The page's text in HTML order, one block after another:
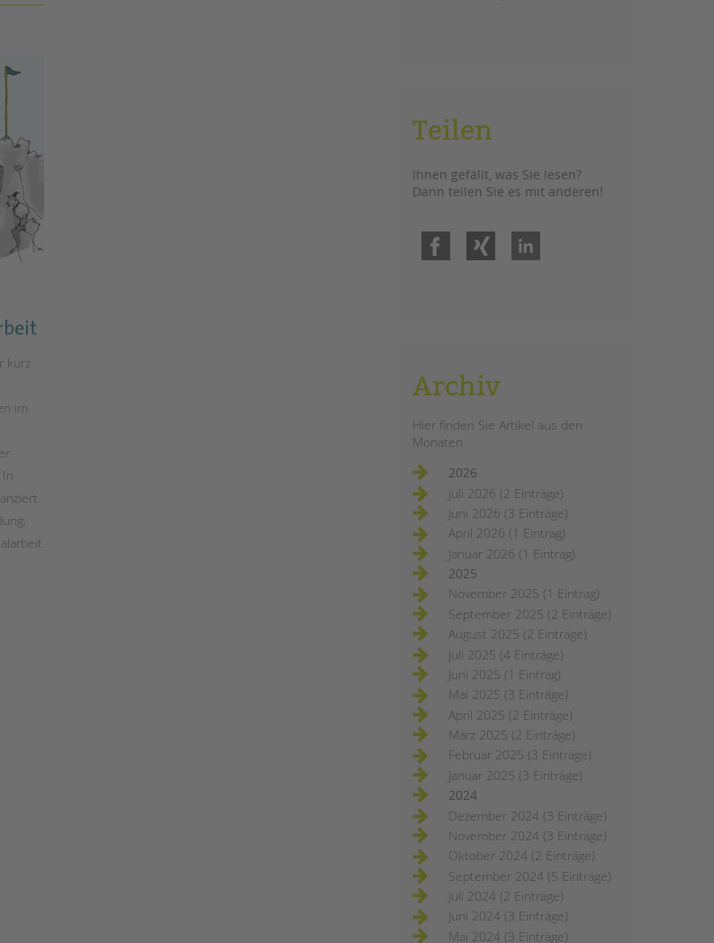
kurz
im
Teilen
Ihnen gefällt, was Sie lesen?
Dann teilen Sie es mit anderen!
Facebook
Archiv
Hier finden Sie Artikel aus den
Monaten
2026
Juli 2026 (2 Einträge)
Juni 2026 (3 Einträge)
April 2026 (1 Eintrag)
Januar 2026 (1 Eintrag)
2025
November 2025 (1 Eintrag)
September 2025 (2 Einträge)
August 2025 (2 Einträge)
Juli 2025 (4 Einträge)
Juni 2025 (1 Eintrag)
Mai 2025 (3 Einträge)
April 2025 (2 Einträge)
März 2025 (2 Einträge)
Februar 2025 (3 Einträge)
Januar 2025 (3 Einträge)
2024
Dezember 2024 (3 Einträge)
November 2024 (3 Einträge)
Oktober 2024 (2 Einträge)
September 2024 (5 Einträge)
Juli 2024 (2 Einträge)
Juni 2024 (3 Einträge)
Mai 2024 (3 Einträge)